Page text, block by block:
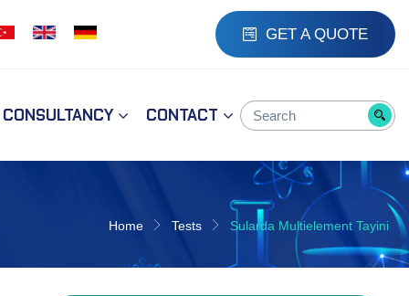
GET A QUOTE
CONSULTANCY CONTACT
Home Tests Sularda Multielement Tayini